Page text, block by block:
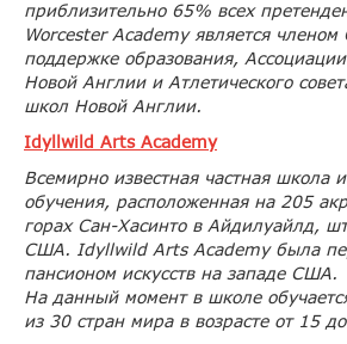
приблизительно 65% всех
Worcester Academy является
поддержке образования,
Новой Англии и Атлетического
школ Новой Англии.
Idyllwild Arts Academy
Всемирно известная частная школа
обучения, расположенная на 205
горах Сан-Хасинто в Айдилуайлд,
США. Idyllwild Arts Academy была
пансионом искусств на западе США.
На данный момент в школе
из 30 стран мира в возрасте от 15